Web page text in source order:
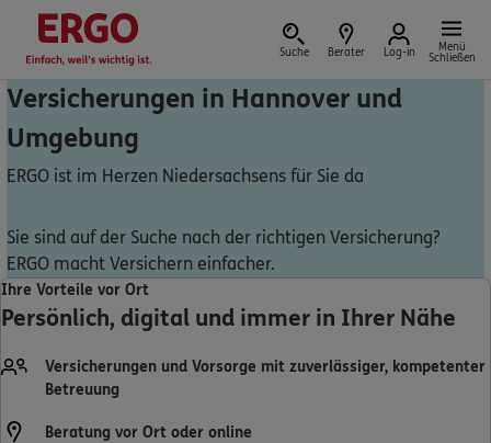
Suche Berater Log-in
Menü
Schließen
Versicherung vor Ort
Schaden oder Leistungsfall melden
Bequem online oder telefonisch
Versicherungen in Hannover und
Umgebung
ERGO ist im Herzen Niedersachsens für Sie da
Sie sind auf der Suche nach der richtigen Versicherung?
ERGO macht Versichern einfacher.
Ihre Vorteile vor Ort
Persönlich, digital und immer in Ihrer Nähe
Versicherungen und Vorsorge mit zuverlässiger, kompetenter
Betreuung
Beratung vor Ort oder online